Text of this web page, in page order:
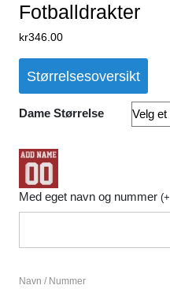
Fotballdrakter
kr346.00
Størrelsesoversikt
Dame Størrelse
Med eget navn og nummer (+
Navn / Nummer